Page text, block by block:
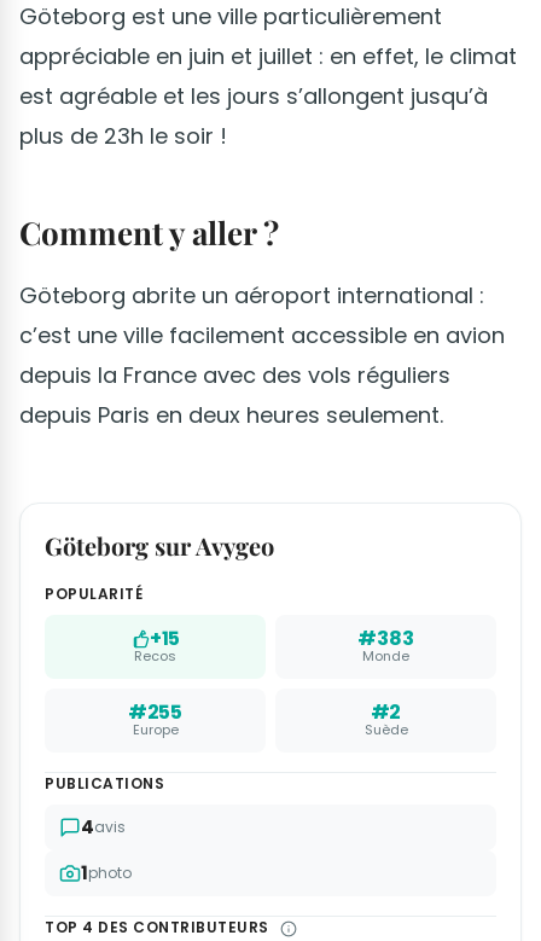
Göteborg est une ville particulièrement
appréciable en juin et juillet : en effet, le climat
est agréable et les jours s’allongent jusqu’à
plus de 23h le soir !
Comment y aller ?
Göteborg abrite un aéroport international :
c’est une ville facilement accessible en avion
depuis la France avec des vols réguliers
depuis Paris en deux heures seulement.
Göteborg sur Avygeo
POPULARITÉ
+15
Recos
#383
Monde
#255
Europe
#2
Suède
PUBLICATIONS
4avis
1photo
TOP 4 DES CONTRIBUTEURS